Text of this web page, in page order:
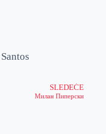
SLEDEĆE
Милан Пиперски